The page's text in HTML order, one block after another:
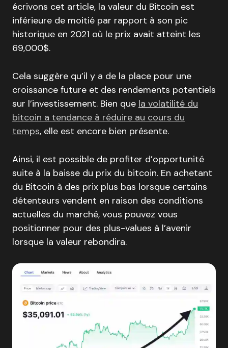
écrivons cet article, la valeur du Bitcoin est
inférieure de moitié par rapport à son pic
historique en 2021 où le prix avait atteint les
69,000$.
Cela suggère qu’il y a de la place pour une
croissance future et des rendements potentiels
sur l’investissement. Bien que la volatilité du
bitcoin a tendance à réduire au cours du
temps, elle est encore bien présente.
Ainsi, il est possible de profiter d’opportunité
suite à la baisse du prix du bitcoin. En achetant
du Bitcoin à des prix plus bas lorsque certains
détenteurs vendent en raison des conditions
actuelles du marché, vous pouvez vous
positionner pour des plus-values à l’avenir
lorsque la valeur rebondira.